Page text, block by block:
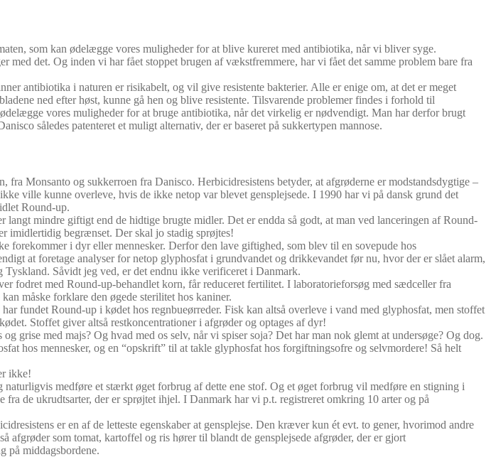
som kan ødelægge vores muligheder for at blive kureret med antibiotika, når vi bliver syge.
det. Og inden vi har fået stoppet brugen af vækstfremmere, har vi fået det samme problem bare fra
antibiotika i naturen er risikabelt, og vil give resistente bakterier. Alle er enige om, at det er meget
ned efter høst, kunne gå hen og blive resistente. Tilsvarende problemer findes i forhold til
vores muligheder for at bruge antibiotika, når det virkelig er nødvendigt. Man har derfor brugt
således patenteret et muligt alternativ, der er baseret på sukkertypen mannose.
fra Monsanto og sukkerroen fra Danisco. Herbicidresistens betyder, at afgrøderne er modstandsdygtige –
ville kunne overleve, hvis de ikke netop var blevet gensplejsede. I 1990 har vi på dansk grund det
Round-up.
mindre giftigt end de hidtige brugte midler. Det er endda så godt, at man ved lanceringen af Round-
imidlertidig begrænset. Der skal jo stadig sprøjtes!
forekommer i dyr eller mennesker. Derfor den lave giftighed, som blev til en sovepude hos
at foretage analyser for netop glyphosfat i grundvandet og drikkevandet før nu, hvor der er slået alarm,
Såvidt jeg ved, er det endnu ikke verificeret i Danmark.
fodret med Round-up-behandlet korn, får reduceret fertilitet. I laboratorieforsøg med sædceller fra
måske forklare den øgede sterilitet hos kaniner.
fundet Round-up i kødet hos regnbueørreder. Fisk kan altså overleve i vand med glyphosfat, men stoffet
Stoffet giver altså restkoncentrationer i afgrøder og optages af dyr!
grise med majs? Og hvad med os selv, når vi spiser soja? Det har man nok glemt at undersøge? Og dog.
hos mennesker, og en “opskrift” til at takle glyphosfat hos forgiftningsofre og selvmordere! Så helt
ikke!
medføre et stærkt øget forbrug af dette ene stof. Og et øget forbrug vil medføre en stigning i
de ukrudtsarter, der er sprøjtet ihjel. I Danmark har vi p.t. registreret omkring 10 arter og på
er en af de letteste egenskaber at gensplejse. Den kræver kun ét evt. to gener, hvorimod andre
afgrøder som tomat, kartoffel og ris hører til blandt de gensplejsede afgrøder, der er gjort
på middagsbordene.